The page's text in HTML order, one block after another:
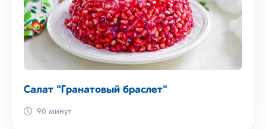
Салат "Гранатовый браслет"
90 минут